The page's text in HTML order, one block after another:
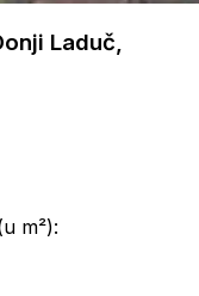
Laduč,
m²):